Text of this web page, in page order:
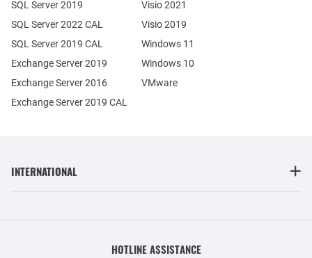
Exchange Server 2019
Exchange Server 2016
SQL Server 2019
SQL Server 2022 CAL
SQL Server 2019 CAL
Exchange Server 2019 CAL
Visio 2021
Visio 2019
Windows 11
Windows 10
VMware
INTERNATIONAL
HOTLINE ASSISTANCE